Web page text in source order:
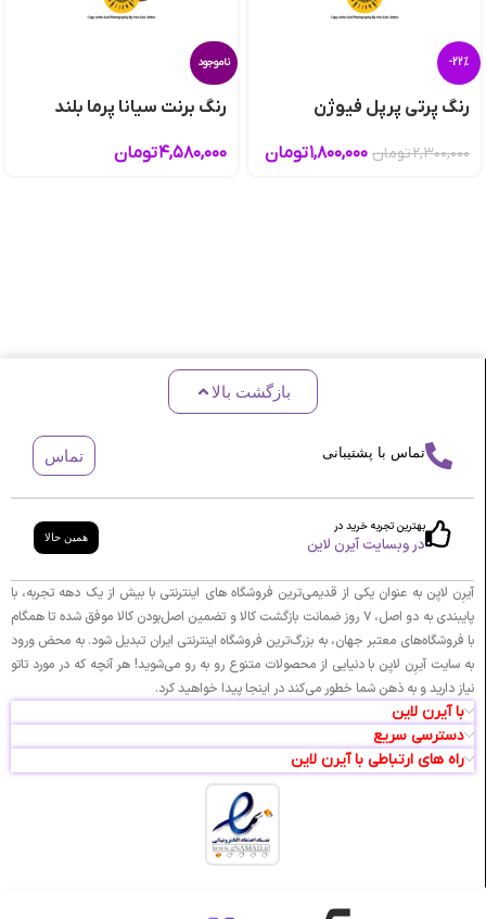
-22%
رنگ پِرتی پرپل فیوژن
۲,۳۰۰,۰۰۰تومان ۱,۸۰۰,۰۰۰تومان
ناموجود
رنگ برنت سیانا پرما بلند
۴,۵۸۰,۰۰۰تومان
بازگشت بالا
تماس با پشتیبانی تماس
بهترین تجربه خرید در
در وبسایت آیرن لاین همین حالا
آیرِن لایِن به عنوان یکی از قدیمی‌ترین فروشگاه های اینترنتی با بیش از یک دهه تجربه، با
پایبندی به دو اصل، ۷ روز ضمانت بازگشت کالا و تضمین اصل‌بودن کالا موفق شده تا همگام
با فروشگاه‌های معتبر جهان، به بزرگ‌ترین فروشگاه اینترنتی ایران تبدیل شود. به محض ورود
به سایت آیرِن لایِن با دنیایی از محصولات متنوع رو به رو می‌شوید! هر آنچه که در مورد تاتو
نیاز دارید و به ذهن شما خطور می‌کند در اینجا پیدا خواهید کرد.
با آیرن لاین
دسترسی سریع
راه های ارتباطی با آیرن لاین